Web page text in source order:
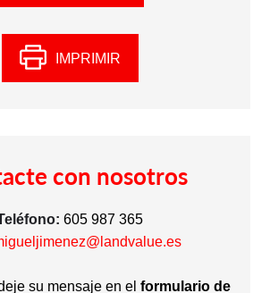
IMPRIMIR
con nosotros
605 987 365
su mensaje en el formulario de